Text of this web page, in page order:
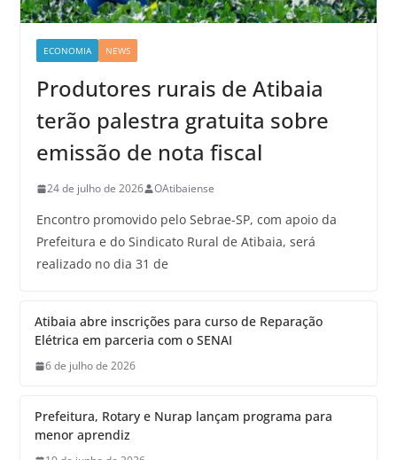
ECONOMIA NEWS
Produtores rurais de Atibaia
terão palestra gratuita sobre
emissão de nota fiscal
24 de julho de 2026 OAtibaiense
Encontro promovido pelo Sebrae-SP, com apoio da
Prefeitura e do Sindicato Rural de Atibaia, será
realizado no dia 31 de
Atibaia abre inscrições para curso de Reparação
Elétrica em parceria com o SENAI
6 de julho de 2026
Prefeitura, Rotary e Nurap lançam programa para
menor aprendiz